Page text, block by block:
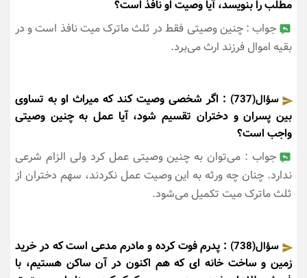
مطلب را بنویسد، آیا وصیت او نافذ است؟
جواب : چنین وصیتی فقط در ثلث ماترک میت نافذ است و در
بقیه اموال فرزند ارث می‌برد.
سؤال(737)
: اگر شخصی وصیت کند که میراث او به تساوی
بین پسران و دختران تقسیم شود، آیا عمل به چنین وصیتی
واجب است؟
جواب : می‌توان به چنین وصیتی عمل کرد ولی الزام شرعی
ندارد. چنان چه ورثه به این وصیت عمل نکردند، سهم دختران از
ثلث ماترک میت تکمیل می‌شود.
سؤال(738)
: پدرم فوت کرده و مادرم مدعی است که در خرید
زمین و ساخت خانه ای که هم اکنون در آن ساکن هستیم، با